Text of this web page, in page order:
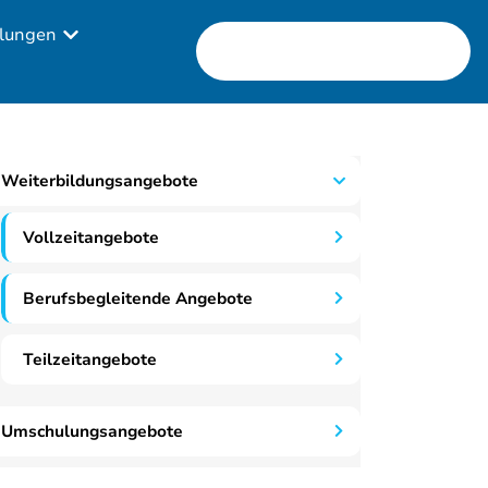
Weiterbildungsangebote
Vollzeitangebote
Berufsbegleitende Angebote
Teilzeitangebote
Umschulungsangebote